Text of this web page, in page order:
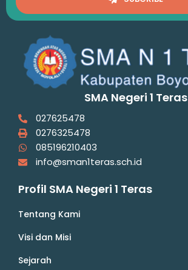
SMA Negeri 1 Teras
027625478
0276325478
085196210403
info@sman1teras.sch.id
Profil SMA Negeri 1 Teras
Tentang Kami
Visi dan Misi
Sejarah